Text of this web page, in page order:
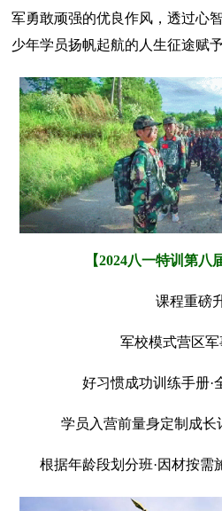
军勇敢顽强的优良作风，透过心
少年学员扬帆起航的人生征途赋
【2024八一特训第八
课程重磅
军校模式营区
好习惯成功训练手册·
学员入营前量身定制成长
根据年龄段划分班·因材按需